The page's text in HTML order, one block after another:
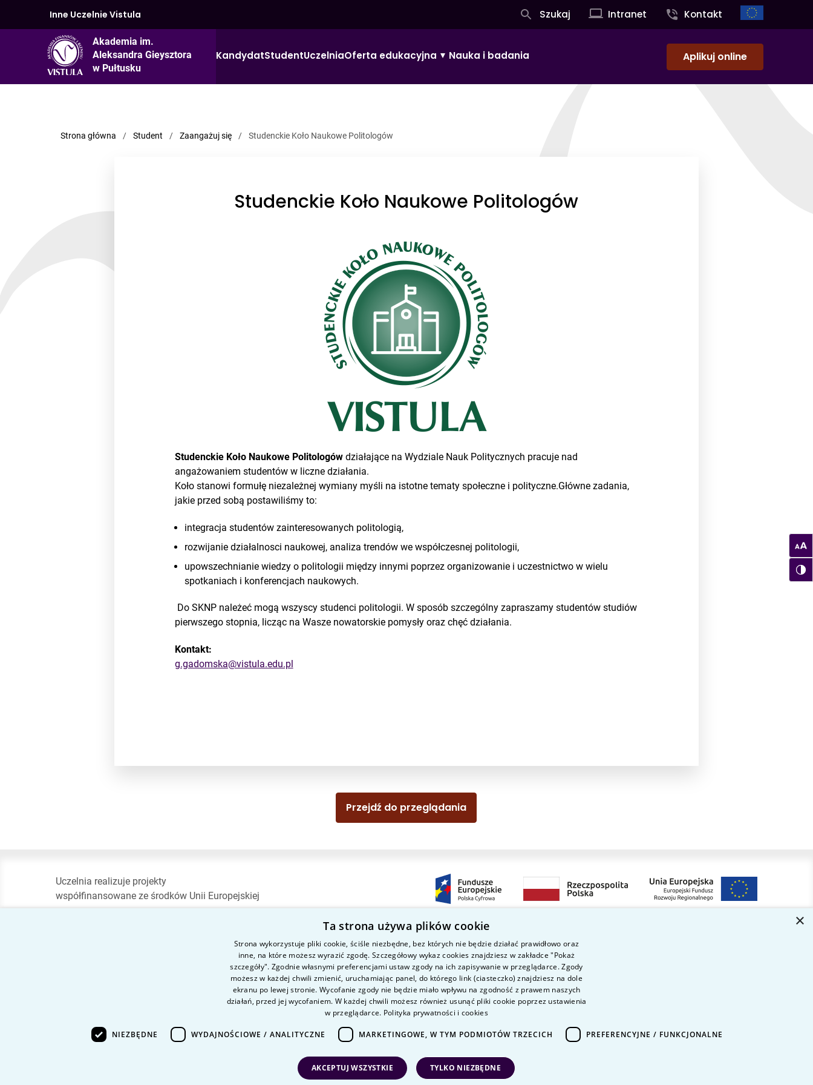
Inne Uczelnie Vistula Szukaj Intranet Kontakt
Akademia im.
Aleksandra Gieysztora
w Pułtusku
KandydatStudentUczelniaOferta edukacyjna Nauka i badania Aplikuj online
Strona główna / Student / Zaangażuj się / Studenckie Koło Naukowe Politologów
Studenckie Koło Naukowe Politologów
Studenckie Koło Naukowe Politologówdziałające na Wydziale Nauk Politycznych pracuje nad
angażowaniem studentów w liczne działania.
Koło stanowi formułę niezależnej wymiany myśli na istotne tematy społeczne i polityczne.Główne zadania,
jakie przed sobą postawiliśmy to:
integracja studentów zainteresowanych politologią,
rozwijanie działalnosci naukowej, analiza trendów we współczesnej politologii,
upowszechnianie wiedzy o politologii między innymi poprzez organizowanie i uczestnictwo w wielu
spotkaniach i konferencjach naukowych.
Do SKNP należeć mogą wszyscy studenci politologii. W sposób szczególny zapraszamy studentów studiów
pierwszego stopnia, licząc na Wasze nowatorskie pomysły oraz chęć działania.
Kontakt:
g.gadomska@vistula.edu.pl
Przejdź do przeglądania
Uczelnia realizuje projekty
współfinansowane ze środków Unii Europejskiej
Akademia im. Aleksandra
Gieysztora w Pułtusku
06-100 Pułtusk
e-mail:
pultusk@vistula.edu.pl
Kierunki studiów
O uczelni
Kandydat
Student
Nauka i badania
Intranet
Pytania i odpowiedzi
Kontakt
Kariera na uczelni
Dane Osobowe
Deklaracja dostępności
×
Ta strona używa plików cookie
Strona wykorzystuje pliki cookie, ściśle niezbędne, bez których nie będzie działać prawidłowo oraz
inne, na które możesz wyrazić zgodę. Szczegółowy wykaz cookies znajdziesz w zakładce "Pokaż
szczegóły". Zgodnie własnymi preferencjami ustaw zgody na ich zapisywanie w przeglądarce. Zgody
możesz w każdej chwili zmienić, uruchamiając panel, do którego link (ciasteczko) znajdziesz na dole
ekranu po lewej stronie. Wycofanie zgody nie będzie miało wpływu na zgodność z prawem naszych
działań, przed jej wycofaniem. W każdej chwili możesz również usunąć pliki cookie poprzez ustawienia
w przeglądarce. Polityka prywatności i cookies
NIEZBĘDNE WYDAJNOŚCIOWE / ANALITYCZNE MARKETINGOWE, W TYM PODMIOTÓW TRZECICH PREFERENCYJNE / FUNKCJONALNE
AKCEPTUJ WSZYSTKIE TYLKO NIEZBĘDNE